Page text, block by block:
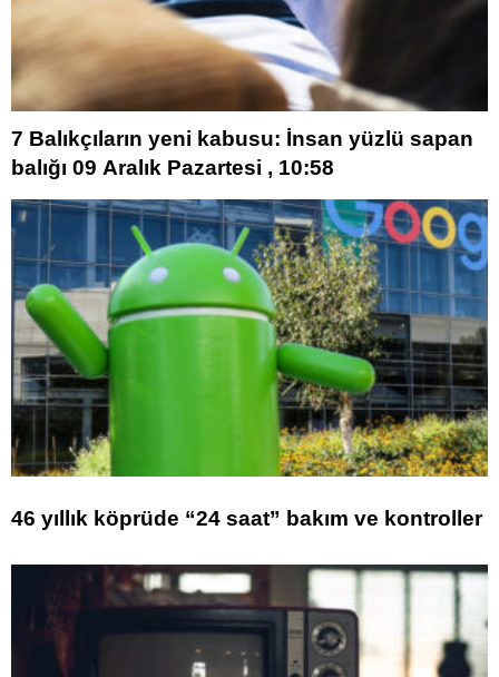
7 Balıkçıların yeni kabusu: İnsan yüzlü sapan
balığı 09 Aralık Pazartesi , 10:58
46 yıllık köprüde “24 saat” bakım ve kontroller